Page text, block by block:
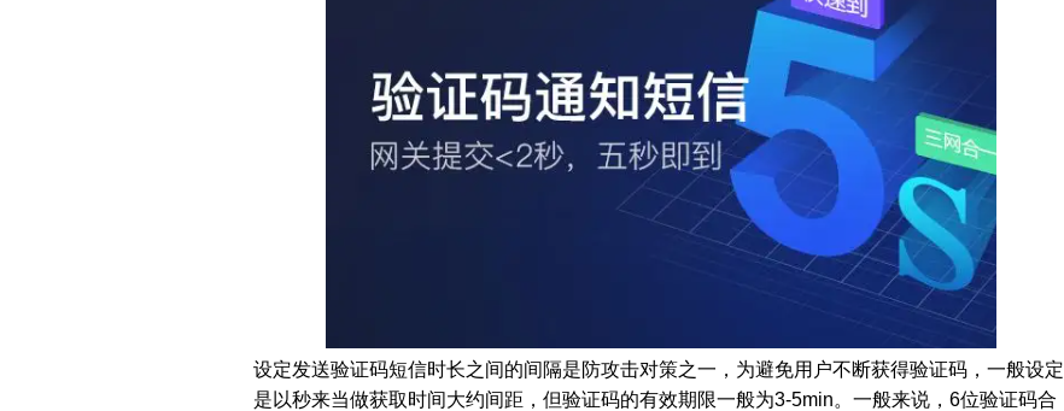
设定发送验证码短信时长之间的间隔是防攻击对策之一，为避免用户不断获得验证码，一般设定
是以秒来当做获取时间大约间距，但验证码的有效期限一般为3-5min。一般来说，6位验证码合